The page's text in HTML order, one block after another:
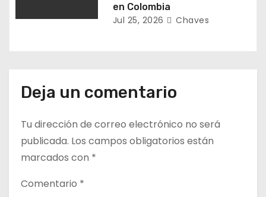
a
en Colombia
Jul 25, 2026 Chaves
Deja un comentario
Tu dirección de correo electrónico no será
publicada. Los campos obligatorios están
marcados con *
Comentario *